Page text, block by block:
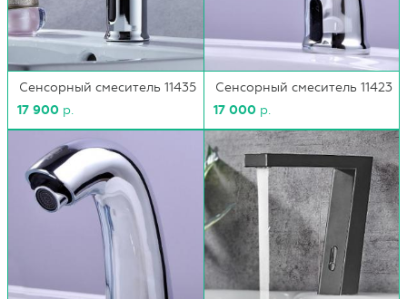
Сенсорный смеситель 11435
17 900 р.
Сенсорный смеситель 11423
17 000 р.